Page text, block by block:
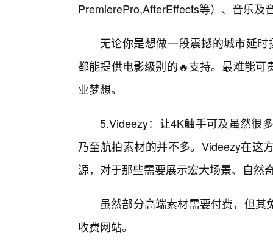
PremierePro,AfterEffects等）、音乐及
无论你是想做一段震撼的城市延
都能提供电影级别的🔥支持。最难能
业梦想。
5.Videezy：让4K触手可及虽然很
乃至航拍素材的并不多。Videezy在这
源，对于那些需要展示宏大场景、自然
虽然部分高端素材需要付费，但
收费网站。